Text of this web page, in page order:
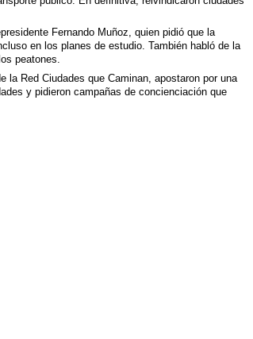
Fernando Muñoz, quien pidió que la
en los planes de estudio. También habló de la
peatones.
la Red Ciudades que Caminan, apostaron por una
y pidieron campañas de concienciación que